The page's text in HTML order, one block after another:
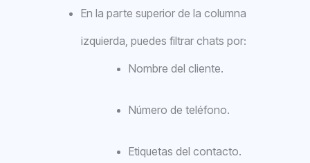
En la parte superior de la columna
izquierda, puedes filtrar chats por:
Nombre del cliente.
Número de teléfono.
Etiquetas del contacto.